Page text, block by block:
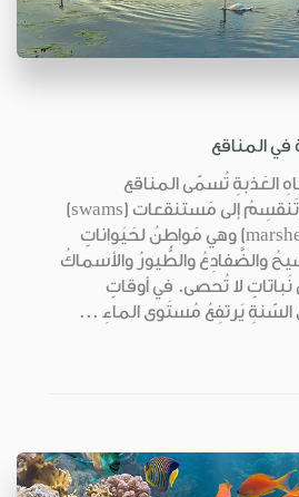
في المناقع
العَذبةِ تُسمّى المناقع
(wetland) وتَنقسِمُ إلى مَستنقعات (swams)
وسَبْخات (marshes) وهي مَواطِنُ لحَيَواناتٍ
والضَّفادِعُ والطُّيورُ والأسماكُ
نَباتاتٍ لا تُحصى. في أوقاتٍ
يَرتفِعُ مُستَوى الماءِ ...